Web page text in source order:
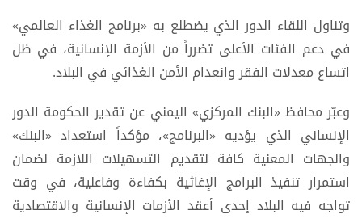
وتناول اللقاء الدور الذي يضطلع به «برنامج الغذاء العالمي»
في دعم الفئات الأعلى تضرراً من الأزمة الإنسانية، في ظل
اتساع معدلات الفقر وانعدام الأمن الغذائي في البلاد.
وعبّر محافظ «البنك المركزي» اليمني عن تقدير الحكومة الدور
الإنساني الذي يؤديه «البرنامج»، مؤكداً استعداد «البنك»
والجهات المعنية كافة لتقديم التسهيلات اللازمة لضمان
استمرار تنفيذ البرامج الإغاثية بكفاءة وفاعلية، في وقت
تواجه فيه البلاد إحدى أعقد الأزمات الإنسانية والاقتصادية